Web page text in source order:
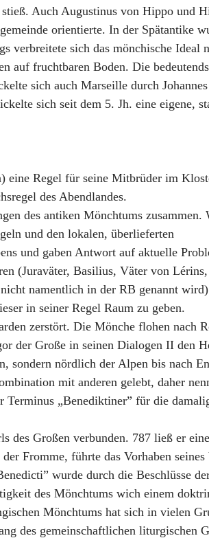
Auch Augustinus von Hippo und
orientierte. In der Spätantike
verbreitete sich das mönchische Ideal
auf fruchtbaren Boden. Die
sich auch Marseille durch
sich seit dem 5. Jh. eine eigene,
eine Regel für seine Mitbrüder im
des Abendlandes.
des antiken Mönchtums zusammen.
und den lokalen, überlieferten
und gaben Antwort auf aktuelle
(Juraväter, Basilius, Väter von Lérins,
namentlich in der RB genannt
in seiner Regel Raum zu geben.
zerstört. Die Mönche flohen nach
der Große in seinen Dialogen II den
sondern nördlich der Alpen bis nach
mit anderen gelebt, daher
„Benediktiner” für die
des Großen verbunden. 787 ließ er
Fromme, führte das Vorhaben
wurde durch die Beschlüsse
des Mönchtums wich einem
Mönchtums hat sich in vielen
des gemeinschaftlichen liturgischen